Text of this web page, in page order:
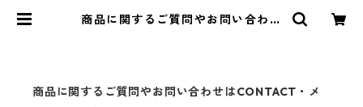
商品に関するご質問やお問い合わせ
商品に関するご質問やお問い合わせはCONTACT・メ